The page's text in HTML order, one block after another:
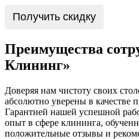
Получить скидку
Преимущества
Клининг»
Доверяя нам чистоту своих
абсолютно уверены в качестве
Гарантией нашей успешной
опыт в сфере клининга,
положительные отзывы и